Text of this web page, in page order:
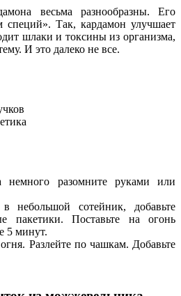
весьма разнообразны. Его
специй». Так, кардамон улучшает
шлаки и токсины из организма,
И это далеко не все.
немного разомните руками или
небольшой сотейник, добавьте
пакетики. Поставьте на огонь
5 минут.
Разлейте по чашкам. Добавьте